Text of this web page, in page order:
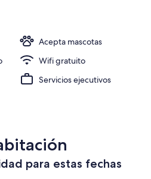
Habitación doble estándar, baño
Acepta mascotas
Wifi gratuito
Servicios ejecutivos
para estas fechas